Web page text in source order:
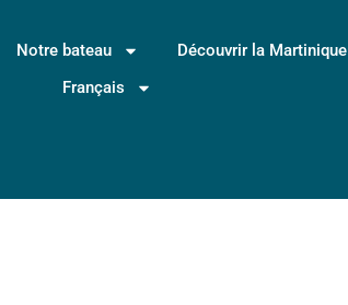
Notre bateau Découvrir la Martinique
Français